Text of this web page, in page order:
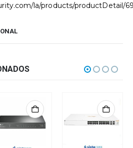
la/products/productDetail/